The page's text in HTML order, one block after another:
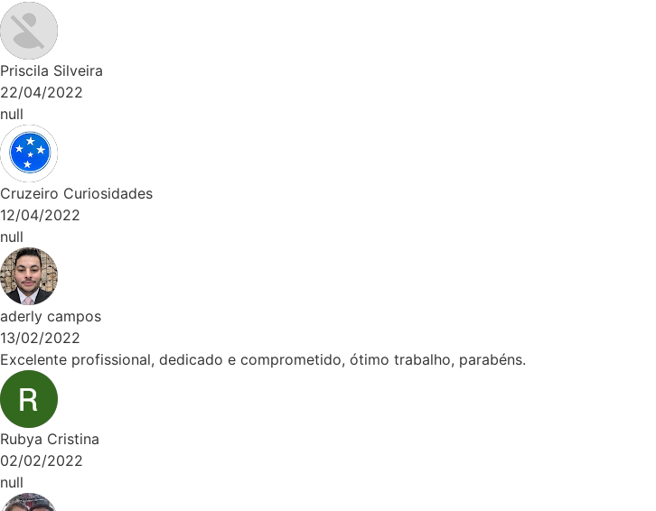
profissional, dedicado e comprometido, ótimo trabalho, parabéns.